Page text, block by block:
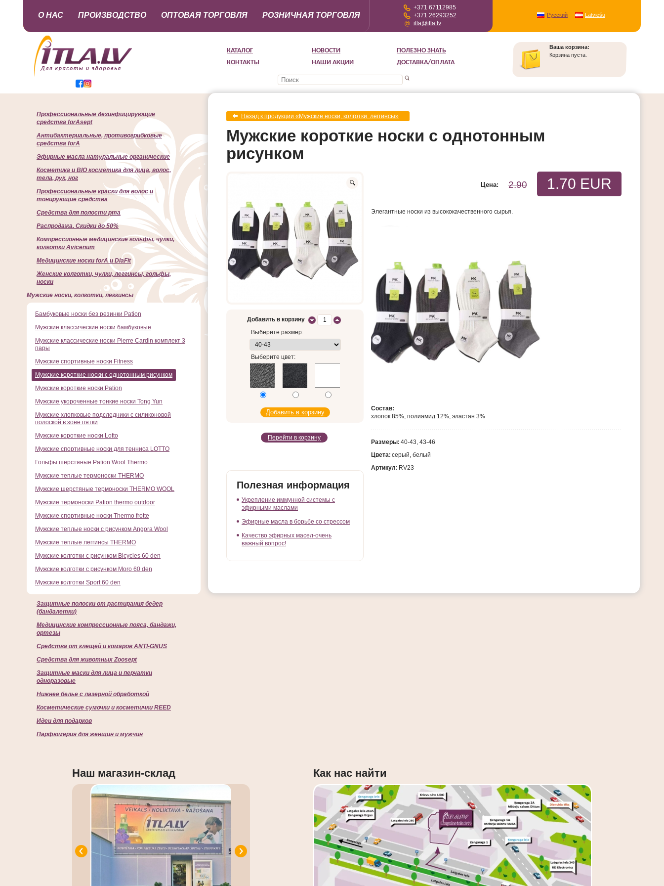
КАТАЛОГ НОВОСТИ
ПОЛЕЗНО ЗНАТЬ
КОНТАКТЫ
НАШИ АКЦИИ ДОСТАВКА/ОПЛАТА
Ваша корзина:
Корзина пуста.
О НАС ПРОИЗВОДСТВО ОПТОВАЯ ТОРГОВЛЯ РОЗНИЧНАЯ ТОРГОВЛЯ
+371 67112985
+371 26293252
itla@itla.lv
Русский Latviešu
Назад к продукции «Мужские носки, колготки, леггинсы»
Мужские короткие носки с однотонным
рисунком
Добавить в корзину
Выберите размер:
Выберите цвет:
Перейти в корзину
Полезная информация
Укрепление иммунной системы с
эфирными маслами
Эфирные масла в борьбе со стрессом
Качество эфирных масел-очень
важный вопрос!
1.70 EUR
2.90
Цена:
Элегантные носки из высококачественного сырья.
Состав:
хлопок 85%, полиамид 12%, эластан 3%
Размеры: 40-43, 43-46
Цвета: серый, белый
Артикул: RV23
Профессиональные дезинфицирующие
средства forAsept
Антибактериальные, противогрибковые
средства forA
Эфирные масла натуральные органические
Косметика и BIO косметика для лица, волос,
тела, рук, ног
Профессиональные краски для волос и
тонирующие средства
Cредства для полости рта
Распродажа. Скидки до 50%
Компрессионные медицинские гольфы, чулки,
колготки Avicenum
Медицинские носки forA и DiaFit
Женские колготки, чулки, леггинсы, гольфы,
носки
Мужские носки, колготки, леггинсы
Бамбуковые носки без резинки Pation
Мужские классические носки бамбуковые
Мужские классические носки Pierre Cardin комплект 3
пары
Мужские спортивные носки Fitness
Мужские короткие носки с однотонным рисунком
Мужские короткие носки Pation
Мужские укороченные тонкие носки Tong Yun
Мужские хлопковые подследники с силиконовой
полоской в зоне пятки
Мужские короткие носки Lotto
Мужские спортивные носки для тенниса LOTTO
Гольфы шерстяные Pation Wool Thermo
Мужские теплые термоноски THERMO
Мужские шерстяные термоноски THERMO WOOL
Мужские термоноски Pation thermo outdoor
Мужские спортивные носки Thermo frotte
Мужские теплые носки с рисунком Angora Wool
Мужские теплые леггинсы THERMO
Мужские колготки с рисунком Bicycles 60 den
Мужские колготки с рисунком Moro 60 den
Мужские колготки Sport 60 den
Защитные полоски от растирания бедер
(бандалетки)
Медицинские компрессионные пояса, бандажи,
ортезы
Средства от клещей и комаров ANTI-GNUS
Средства для животных Zoosept
Защитные маски для лица и перчатки
одноразовые
Нижнее белье с лазерной обработкой
Косметические сумочки и косметички REED
Идеи для подарков
Парфюмерия для женщин и мужчин
Наш магазин-склад Как нас найти